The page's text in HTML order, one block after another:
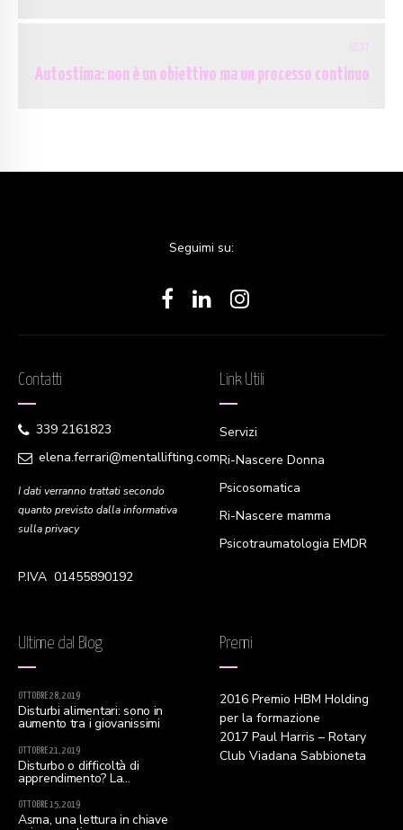
Autostima: non è un obiettivo ma un processo continuo
Seguimi su:
Contatti
339 2161823
elena.ferrari@mentallifting.com
I dati verranno trattati secondo
quanto previsto dalla informativa
sulla privacy
P.IVA 01455890192
Link Utili
Servizi
Ri-Nascere Donna
Psicosomatica
Ri-Nascere mamma
Psicotraumatologia EMDR
Ultime dal Blog
OTTOBRE 28, 2019
Disturbi alimentari: sono in
aumento tra i giovanissimi
OTTOBRE 21, 2019
Disturbo o difficoltà di
apprendimento? La
distinzione è d’obbligo
OTTOBRE 15, 2019
Asma, una lettura in chiave
Premi
2016 Premio HBM Holding
per la formazione
2017 Paul Harris – Rotary
Club Viadana Sabbioneta